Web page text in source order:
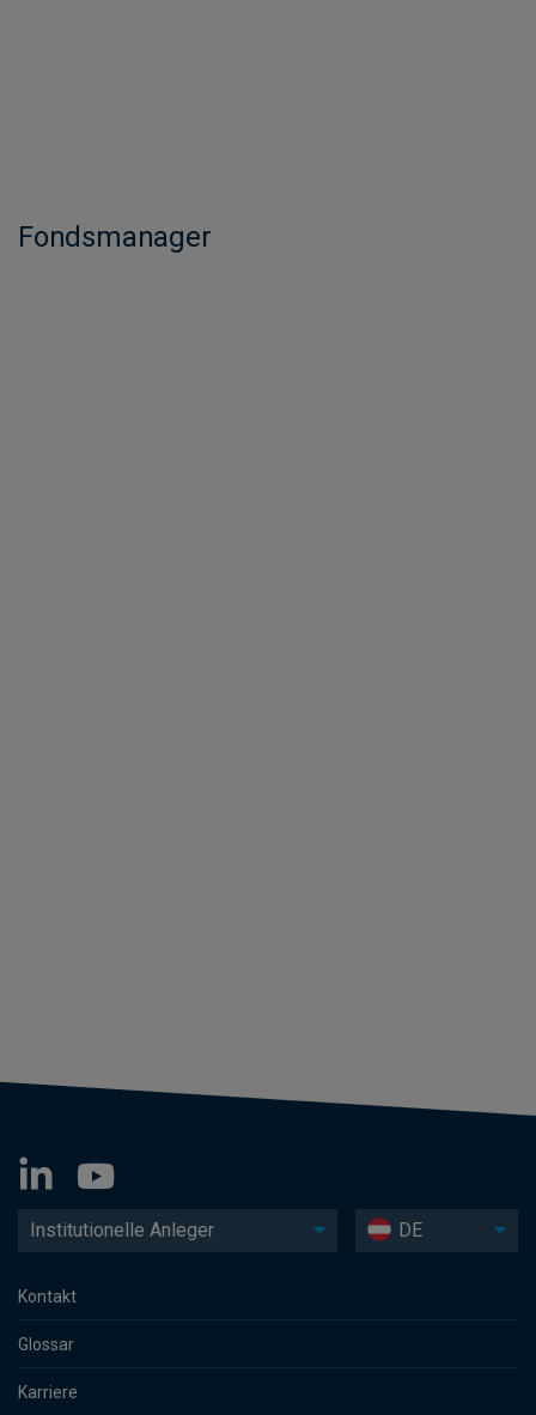
Fondsmanager​​​​​​​​​​​​​​​​​​​​
Institutionelle Anleger DE
Kontakt
Glossar
Karriere